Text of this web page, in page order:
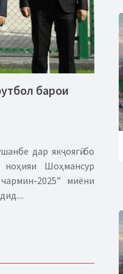
барои
дар якҷоягӣ бо
Шоҳмансур
2025” миёни